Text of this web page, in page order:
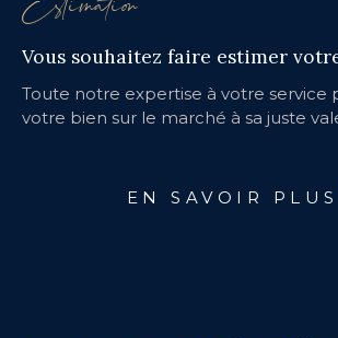
Vous souhaitez faire estimer
Toute notre expertise à votre service
votre bien sur le marché à sa juste
EN SAVOIR PLUS